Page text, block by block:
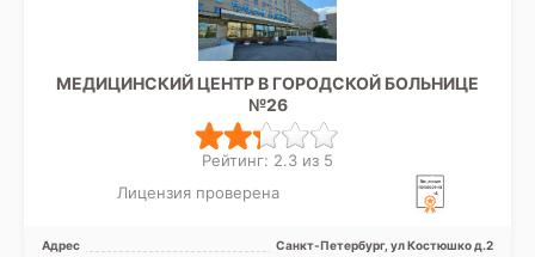
МЕДИЦИНСКИЙ ЦЕНТР В ГОРОДСКОЙ БОЛЬНИЦЕ
№26
Рейтинг: 2.3 из 5
Лицензия проверена
Адрес
Санкт-Петербург, ул Костюшко д.2